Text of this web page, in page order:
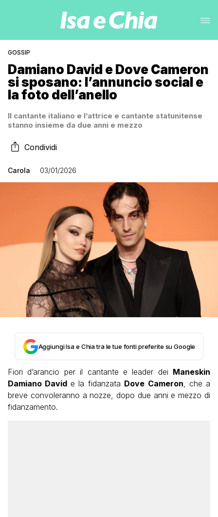
GOSSIP
Damiano David e Dove Cameron
si sposano: l’annuncio social e
la foto dell’anello
Il cantante italiano e l’attrice e cantante statunitense
stanno insieme da due anni e mezzo
Condividi
Carola 03/01/2026
Aggiungi Isa e Chia tra le tue fonti preferite su Google
Fiori d’arancio per il cantante e leader dei Maneskin
Damiano David e la fidanzata Dove Cameron , che a
breve convoleranno a nozze, dopo due anni e mezzo di
fidanzamento.